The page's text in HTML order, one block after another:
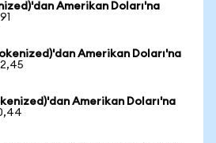
Amerikan Doları'na
Amerikan Doları'na
Amerikan Doları'na